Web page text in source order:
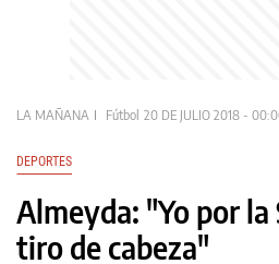
LA MAÑANA Fútbol 20 DE JULIO 2018 -
DEPORTES
Almeyda: "Yo por la
tiro de cabeza"